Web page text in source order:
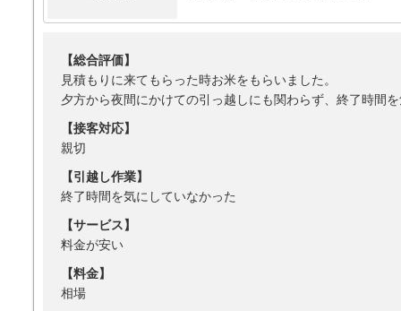
【総合評価】
見積もりに来てもらった時お米をもらいました。
夕方から夜間にかけての引っ越しにも関わらず、終了時間
【接客対応】
親切
【引越し作業】
終了時間を気にしていなかった
【サービス】
料金が安い
【料金】
相場